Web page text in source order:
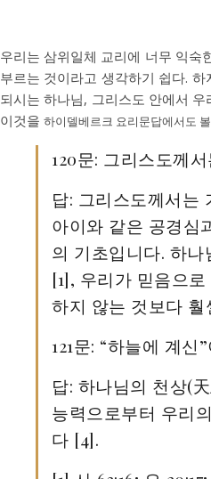
우리는 삼위일체 교리에 너무 익숙
부르는 것이라고 생각하기 쉽다.
되시는 하나님, 그리스도 안에서
이것을 하이델베르크 요리문답에서도
120문: 그리스도께
답: 그리스도께서는
아이와 같은 공경심
의 기초입니다. 하
[1], 우리가 믿음으
하지 않는 것보다
121문: “하늘에 계
답: 하나님의 천상(
능력으로부터 우리
다 [4].